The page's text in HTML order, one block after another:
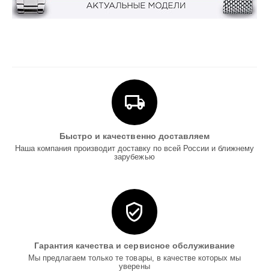
Быстро и качественно доставляем
Наша компания производит доставку по всей России и ближнему
зарубежью
Гарантия качества и сервисное обслуживание
Мы предлагаем только те товары, в качестве которых мы
уверены